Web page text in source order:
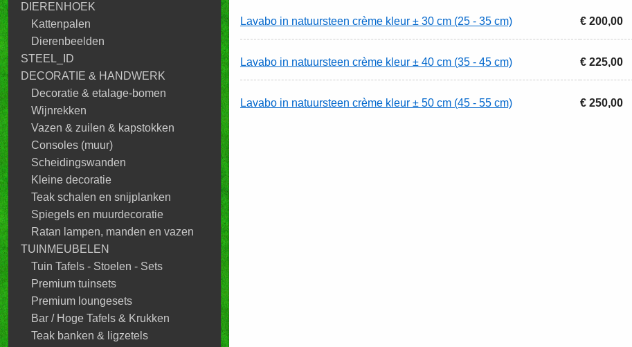
DIERENHOEK
Kattenpalen
Dierenbeelden
STEEL_ID
DECORATIE & HANDWERK
Decoratie & etalage-bomen
Wijnrekken
Vazen & zuilen & kapstokken
Consoles (muur)
Scheidingswanden
Kleine decoratie
Teak schalen en snijplanken
Spiegels en muurdecoratie
Ratan lampen, manden en vazen
TUINMEUBELEN
Tuin Tafels - Stoelen - Sets
Premium tuinsets
Premium loungesets
Bar / Hoge Tafels & Krukken
Teak banken & ligzetels
Lavabo in natuursteen crème kleur ± 30 cm (25 - 35 cm) € 200,00
Lavabo in natuursteen crème kleur ± 40 cm (35 - 45 cm) € 225,00
Lavabo in natuursteen crème kleur ± 50 cm (45 - 55 cm) € 250,00